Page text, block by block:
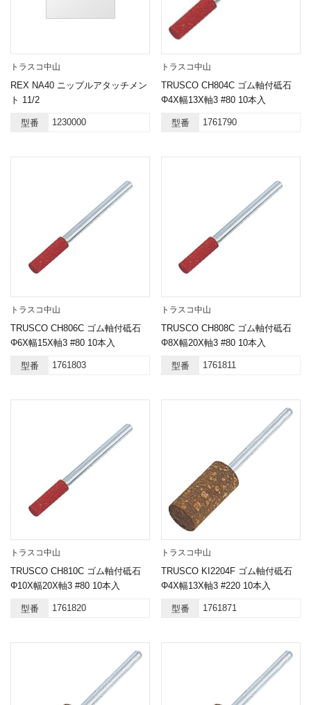
トラスコ中山
REX NA40 ニップルアタッチメン
ト 11/2
型番 1230000
トラスコ中山
TRUSCO CH804C ゴム軸付砥石
Φ4X幅13X軸3 #80 10本入
型番 1761790
トラスコ中山
TRUSCO CH806C ゴム軸付砥石
Φ6X幅15X軸3 #80 10本入
型番 1761803
トラスコ中山
TRUSCO CH808C ゴム軸付砥石
Φ8X幅20X軸3 #80 10本入
型番 1761811
トラスコ中山
TRUSCO CH810C ゴム軸付砥石
Φ10X幅20X軸3 #80 10本入
型番 1761820
トラスコ中山
TRUSCO KI2204F ゴム軸付砥石
Φ4X幅13X軸3 #220 10本入
型番 1761871